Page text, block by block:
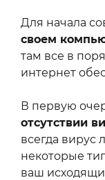
Для начала
своем
там все в
интернет
В первую
отсутствии
всегда вирус
некоторые
ваш